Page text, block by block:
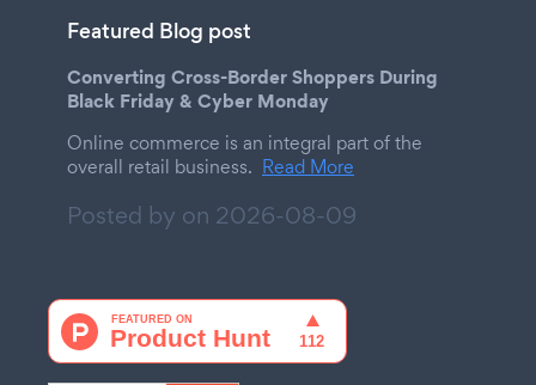
Featured Blog post
Converting Cross-Border Shoppers During
Black Friday & Cyber Monday
Online commerce is an integral part of the
overall retail business. Read More
Posted by on 2026-08-09